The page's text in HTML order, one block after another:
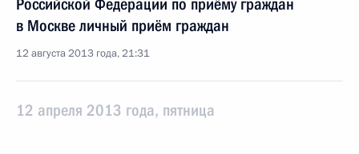
Российской Федерации по приёму граждан
в Москве личный приём граждан
12 августа 2013 года, 21:31
12 апреля 2013 года, пятница